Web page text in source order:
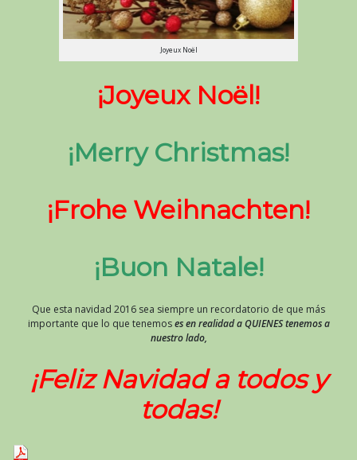
Joyeux Noël
¡Joyeux Noël!
¡Merry Christmas!
¡Frohe Weihnachten!
¡Buon Natale!
Que esta navidad 2016 sea siempre un recordatorio de que más
importante que lo que tenemoses en realidad a QUIENES tenemos a
nuestro lado,
¡Feliz Navidad a todos y
todas!